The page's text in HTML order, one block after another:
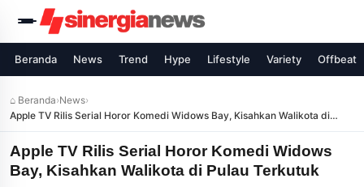
Beranda News Trend Hype Lifestyle Variety Offbeat
⌂ Beranda›News›
Apple TV Rilis Serial Horor Komedi Widows Bay, Kisahkan Walikota di
Pulau Terkutuk
Apple TV Rilis Serial Horor Komedi Widows
Bay, Kisahkan Walikota di Pulau Terkutuk